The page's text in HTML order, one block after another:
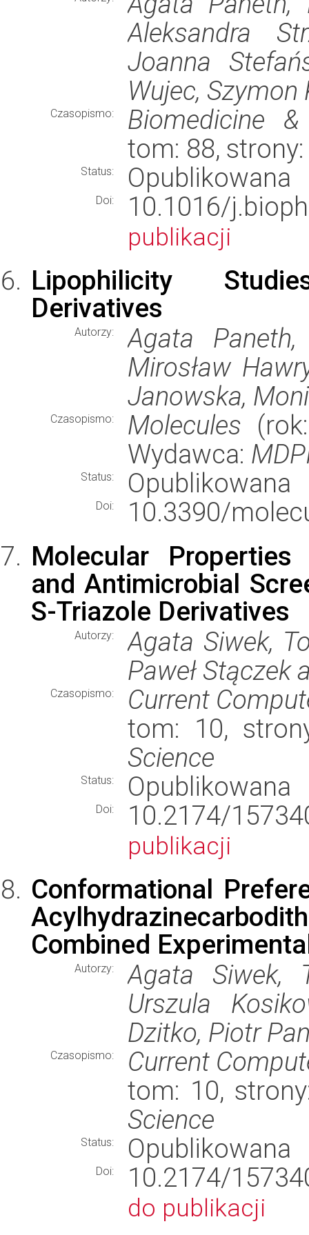
Aleksandra
Joanna
Wujec, Szymon
Czasopismo:
Biomedicine &
tom: 88,
Status: Opublikowana
Doi: 10.1016/
publikacji
Lipophilicity
Derivatives
Autorzy:
Agata
Mirosław
Janowska,
Czasopismo: Molecules
Wydawca:
Status: Opublikowana
Doi:
10.3390/
Molecular
and Antimicrobial
S-Triazole Derivatives
Autorzy:
Agata Siwek,
Paweł Stączek
Czasopismo:
Current
tom: 10,
Science
Status: Opublikowana
Doi: 10.2174/
publikacji
Conformational
Combined
Autorzy:
Agata Siwek,
Urszula
Dzitko, Piotr
Czasopismo:
Current
tom: 10,
Science
Status: Opublikowana
Doi: 10.2174/
do publikacji